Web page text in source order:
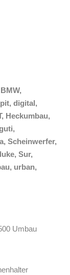
BMW
digital
Heckumbau
Scheinwerfer
Sur
urban
Umbau